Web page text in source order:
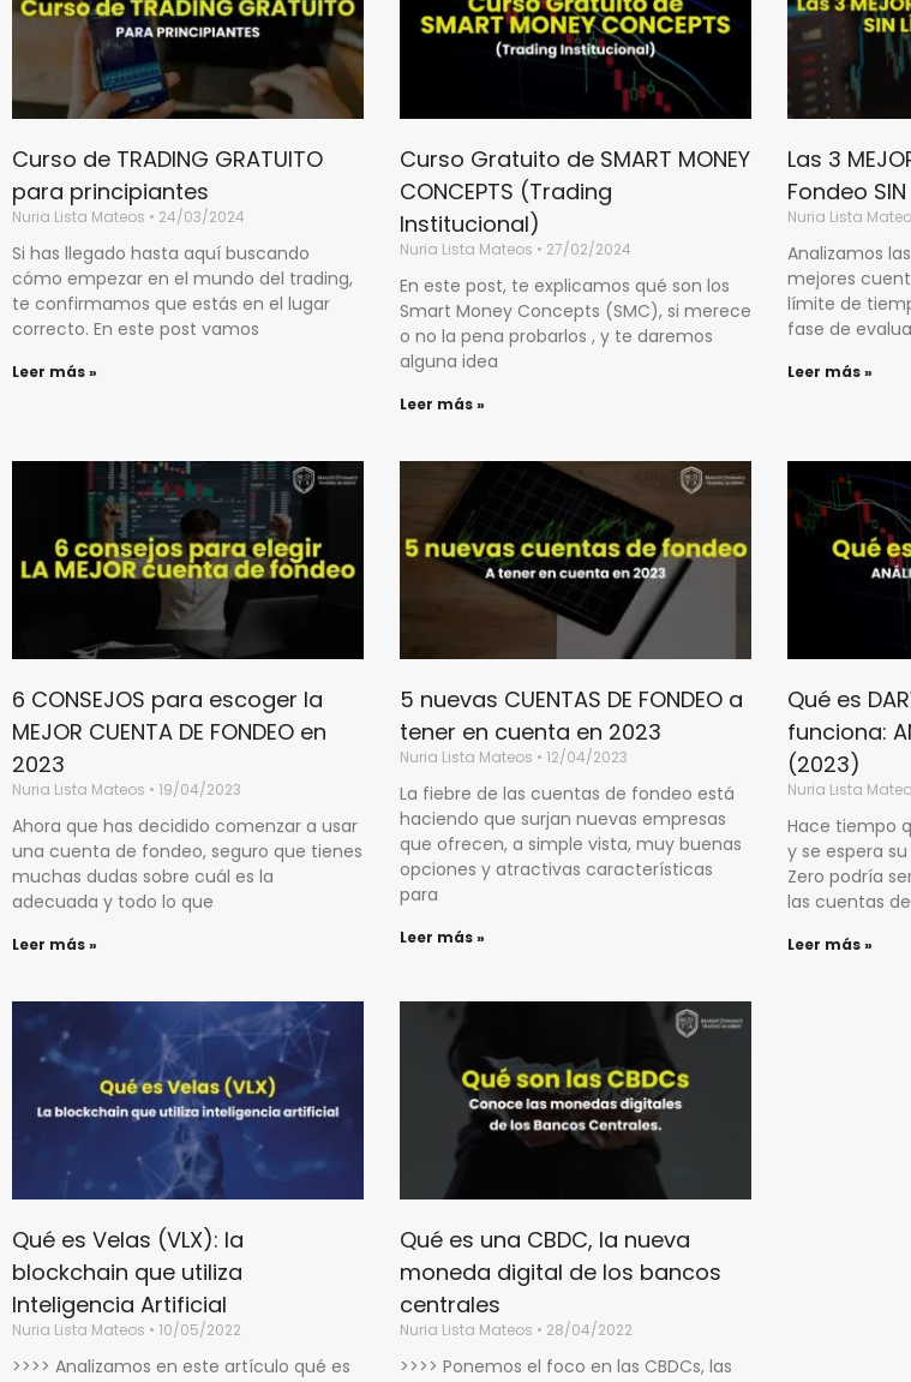
Curso de TRADING GRATUITO
para principiantes
Nuria Lista Mateos 24/03/2024
Si has llegado hasta aquí buscando
cómo empezar en el mundo del trading,
te confirmamos que estás en el lugar
correcto. En este post vamos
Leer más »
Curso Gratuito de SMART MONEY
CONCEPTS (Trading
Institucional)
Nuria Lista Mateos 27/02/2024
En este post, te explicamos qué son los
Smart Money Concepts (SMC), si merece
o no la pena probarlos , y te daremos
alguna idea
Leer más »
Las 3
Fondeo
Nuria Lista
Analizamos
mejores
límite de
fase de
Leer más »
6 CONSEJOS para escoger la
MEJOR CUENTA DE FONDEO en
2023
Nuria Lista Mateos 19/04/2023
Ahora que has decidido comenzar a usar
una cuenta de fondeo, seguro que tienes
muchas dudas sobre cuál es la
adecuada y todo lo que
Leer más »
5 nuevas CUENTAS DE FONDEO a
tener en cuenta en 2023
Nuria Lista Mateos 12/04/2023
La fiebre de las cuentas de fondeo está
haciendo que surjan nuevas empresas
que ofrecen, a simple vista, muy buenas
opciones y atractivas características
para
Leer más »
Qué es
funciona:
(2023)
Nuria Lista
Hace tiempo
y se espera
Zero podría
las cuentas
Leer más »
Qué es Velas (VLX): la
blockchain que utiliza
Inteligencia Artificial
Nuria Lista Mateos 10/05/2022
>>>> Analizamos en este artículo qué es
Qué es una CBDC, la nueva
moneda digital de los bancos
centrales
Nuria Lista Mateos 28/04/2022
>>>> Ponemos el foco en las CBDCs, las